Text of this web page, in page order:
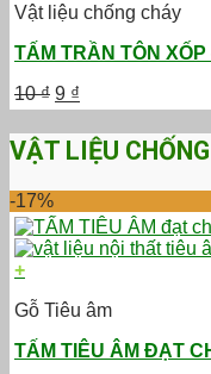
Vật liệu chống cháy
TẤM TRẦN TÔN
10₫ Giá
gốc
là:
10 ₫.
9 ₫
hiện
tại
là:
VẬT LIỆU
-17%
+
Gỗ Tiêu âm
TẤM TIÊU ÂM ĐẠT